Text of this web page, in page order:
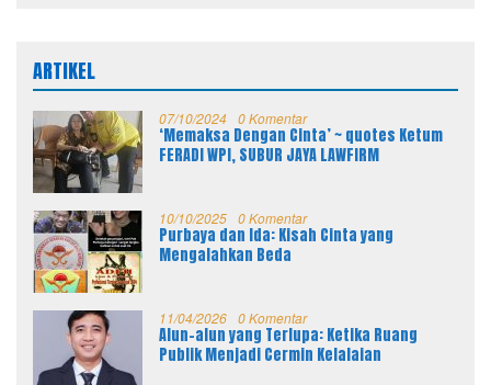
ARTIKEL
07/10/2024 0 Komentar
‘Memaksa Dengan Cinta’ ~ quotes Ketum
FERADI WPI, SUBUR JAYA LAWFIRM
10/10/2025 0 Komentar
Purbaya dan Ida: Kisah Cinta yang
Mengalahkan Beda
11/04/2026 0 Komentar
Alun-alun yang Terlupa: Ketika Ruang
Publik Menjadi Cermin Kelalaian